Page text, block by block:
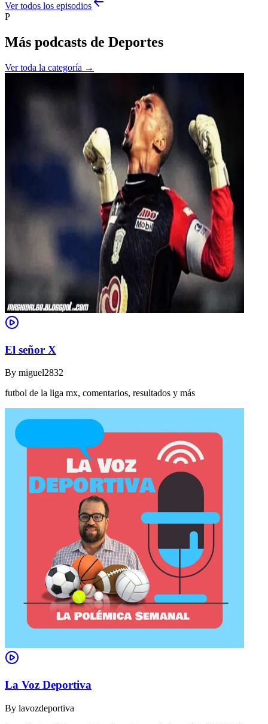
Ver todos los episodios
P
Más podcasts de Deportes
Ver toda la categoría →
El señor X
By miguel2832
futbol de la liga mx, comentarios, resultados y más
La Voz Deportiva
By lavozdeportiva